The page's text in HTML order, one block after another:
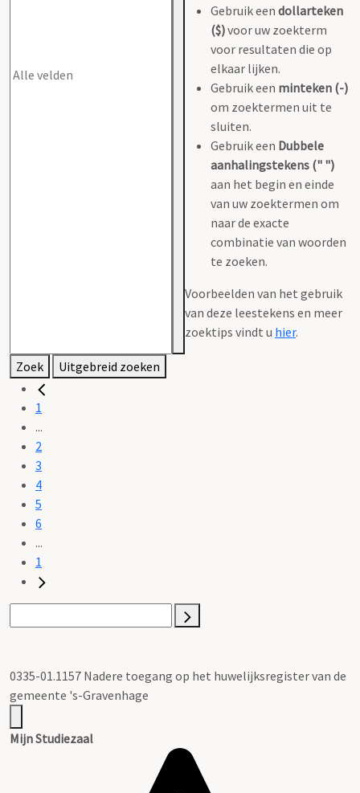
Gebruik een dollarteken
($)voor uw zoekterm
voor resultaten die op
elkaar lijken.
Gebruik een minteken (-)
om zoektermen uit te
sluiten.
Gebruik een Dubbele
aanhalingstekens (" ")
aan het begin en einde
van uw zoektermen om
naar de exacte
combinatie van woorden
te zoeken.
Voorbeelden van het gebruik
van deze leestekens en meer
zoektips vindt u hier.
Zoek Uitgebreid zoeken
1
...
2
3
4
5
6
...
1
0335-01.1157 Nadere toegang op het huwelijksregister van de
gemeente 's-Gravenhage
Mijn Studiezaal